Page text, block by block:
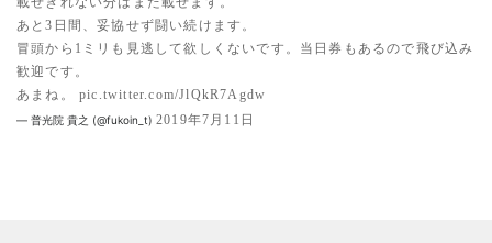
あと3日間、妥協せず闘い続けます。
冒頭から1ミリも見逃して欲しくないです。当日券もあるので飛び込み
歓迎です。
あまね。 pic.twitter.com/JlQkR7Agdw
— 普光院 貴之 (@fukoin_t) 2019年7月11日